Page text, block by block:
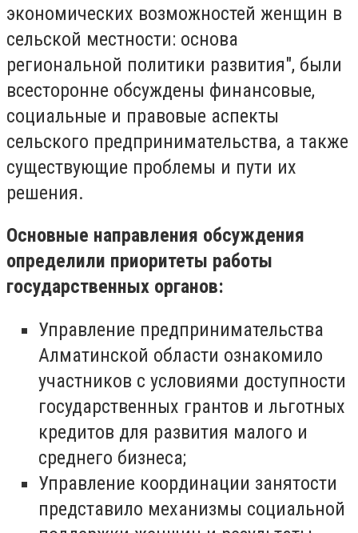
экономических возможностей женщин в
сельской местности: основа
региональной политики развития", были
всесторонне обсуждены финансовые,
социальные и правовые аспекты
сельского предпринимательства, а также
существующие проблемы и пути их
решения.
Основные направления обсуждения
определили приоритеты работы
государственных органов:
Управление предпринимательства
Алматинской области ознакомило
участников с условиями доступности
государственных грантов и льготных
кредитов для развития малого и
среднего бизнеса;
Управление координации занятости
представило механизмы социальной